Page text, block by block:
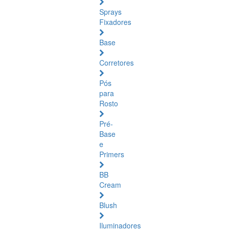
Sprays
Fixadores
Base
Corretores
Pós
para
Rosto
Pré-
Base
e
Primers
BB
Cream
Blush
Iluminadores